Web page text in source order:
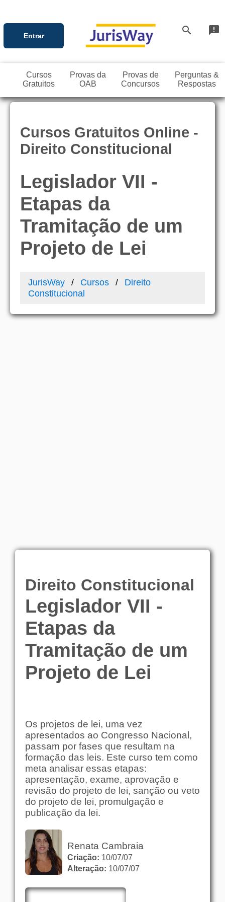
Entrar search announcement
Cursos
Gratuitos
Provas da
OAB
Provas de
Concursos
Perguntas &
Respostas
Cursos Gratuitos Online -
Direito Constitucional
Legislador VII -
Etapas da
Tramitação de um
Projeto de Lei
JurisWay Cursos
Direito
Constitucional
Direito Constitucional
Legislador VII -
Etapas da
Tramitação de um
Projeto de Lei
Os projetos de lei, uma vez
apresentados ao Congresso Nacional,
passam por fases que resultam na
formação das leis. Este curso tem como
meta analisar essas etapas:
apresentação, exame, aprovação e
revisão do projeto de lei, sanção ou veto
do projeto de lei, promulgação e
publicação da lei.
Renata Cambraia
Criação: 10/07/07
Alteração: 10/07/07